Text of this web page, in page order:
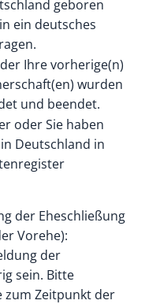
geboren
ein deutsches
Ihre vorherige(n)
wurden
und beendet.
oder Sie haben
Deutschland in
der Eheschließung
Vorehe):
der
sein. Bitte
zum Zeitpunkt der